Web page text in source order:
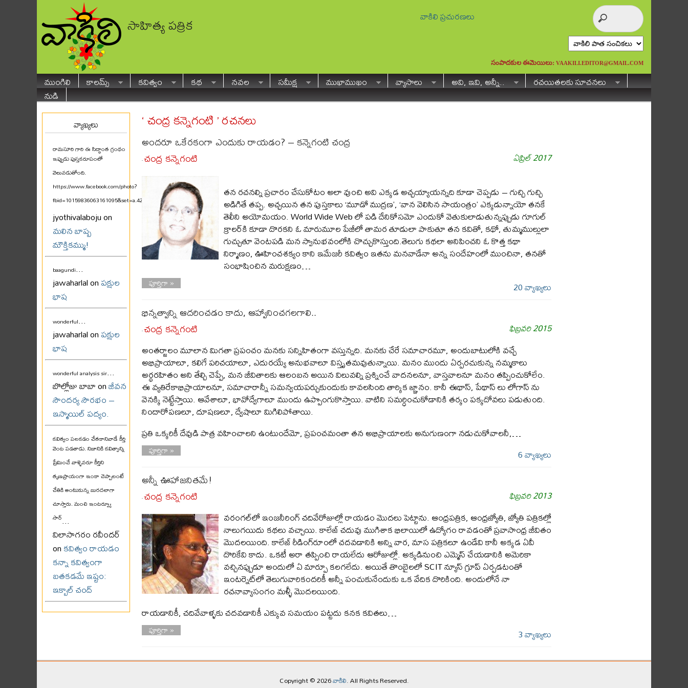
సాహిత్య పత్రిక వాకిలి ప్రచురణలు
సంపాదకుల ఈమెయిలు: VAAKILI.EDITOR@GMAIL.COM
ముంగిలి కాలమ్స్ కవిత్వం కథ నవల సమీక్ష ముఖాముఖం వ్యాసాలు అవి, ఇవి, అన్నీ..
రచయితలకు సూచనలు
నుడి
వ్యాఖ్యలు
రామసూరి గారి ఈ సిద్ధాంత గ్రంథం
ఇప్పుడు పుస్తకరూపంలో
వెలువడుతోంది.
https://www.facebook.com/photo?
fbid=10159836063161095&set=a.425580711094...
jyothivalaboju on
మలిన బాష్ప
మౌక్తికమ్ము!
baagundi...
jawaharlal onపక్షుల
భాష
wonderful...
jawaharlal onపక్షుల
భాష
wonderful analysis sir...
బొల్లోజు బాబా onజీవన
సౌందర్య సౌరభం –
ఇస్మాయిల్ పద్యం.
కవిత్వం పలకడం చేతకానివాడే కీర్తి
వెంట పడతాడు. నిజానికి కవిత్వాన్ని
ప్రేమించే వాళ్ళెవరూ కీర్తిని
తృణప్రాయంగా ఇంకా చెప్పాలంటే
చేతికి అంటుకున్న బురదలాగా
చూస్తారు. మంచి ఇంటర్వ్యూ
సార్...
విలాసాగరం రవీందర్
onకవిత్వం రాయడం
కన్నా కవిత్వంగా
బతకడమే ఇష్టం:
ఇక్బాల్ చంద్
‘ చంద్ర కన్నెగంటి ’ రచనలు
అందరూ ఒకేరకంగా ఎందుకు రాయడం? – కన్నెగంటి చంద్ర
-చంద్ర కన్నెగంటి ఏప్రిల్ 2017
తన రచనల్ని ప్రచారం చేసుకోటం అలా వుంచి అవి ఎక్కడ అచ్చయ్యాయన్నది కూడా చెప్పడు – గుచ్చి గుచ్చి
అడిగితే తప్ప. అచ్చయిన తన పుస్తకాలు ‘మూడో ముద్రణ’, ‘వాన వెలిసిన సాయంత్రం’ ఎక్కడున్నాయో తనకే
తెలీని అయోమయం. World Wide Web లో పడి దేనికోసమో ఎందుకో వెతుకులాడుతున్నప్పుడు గూగుల్
క్రాలర్‌కి కూడా దొరకని ఓ మారుమూల పేజీలో తామర తూడులా పాకుతూ తన కవితో, కథో, తుమ్మముల్లులా
గుచ్చుతూ వెంటపడి మన స్వానుభవంలోకి చొచ్చుకొస్తుంది.తెలుగు కథలా అనిపించని ఓ కొత్త కథా
నిర్మాణం, ఊహించశక్యం కాని ఇమేజరీ కవిత్వం ఇతను మనవాడేనా అన్న సందేహంలో ముంచినా, తనతో
సంభాషించిన మరుక్షణం…
పూర్తిగా » 20 వ్యాఖ్యలు
భిన్నత్వాన్ని ఆదరించడం కాదు, ఆహ్వానించగలగాలి..
-చంద్ర కన్నెగంటి
ఫిబ్రవరి 2015
అంతర్జాలం మూలాన మిగతా ప్రపంచం మనకు సన్నిహితంగా వస్తున్నది. మనకు చేరే సమాచారమూ, అందుబాటులోకి వచ్చే
అభిప్రాయాలూ, కలిగే పరిచయాలూ, ఎదురయ్యే అనుభవాలూ విస్తృతమవుతున్నాయి. మనం ముందు ఏర్పరచుకున్న నమ్మకాలు
అర్థరహితం అని తేల్చి చెప్పే, మన జీవితాలకు ఆలంబన అయిన విలువల్ని ప్రశ్నించే వాదనలనూ, వాస్తవాలనూ మనం తప్పించుకోలేం.
ఈ వ్యతిరేకాభిప్రాయాలనూ, సమాచారాన్నీ సమన్వయపర్చుకుందుకు కావలసింది తార్కిక జ్ఞానం. కానీ ఈథాస్, పేథాస్ లు లోగాస్ ను
వెనక్కి నెట్టేస్తాయి. ఆవేశాలూ, భావోద్వేగాలూ ముందు ఉప్పొంగుకొస్తాయి. వాటిని సమర్ధించుకోడానికి తర్కం పక్కదోవలు పడుతుంది.
నిందారోపణలూ, దూషణలూ, ద్వేషాలూ మిగిలిపోతాయి.
ప్రతి ఒక్కరికీ దేవుడి పాత్ర వహించాలని ఉంటుందేమో, ప్రపంచమంతా తన అభిప్రాయాలకు అనుగుణంగా నడుచుకోవాలనీ,…
పూర్తిగా » 6 వ్యాఖ్యలు
అన్నీ ఊహాజనితమే!
-చంద్ర కన్నెగంటి
ఫిబ్రవరి 2013
వరంగల్‌లో ఇంజనీరింగ్ చదివేరోజుల్లో రాయడం మొదలు పెట్టాను. ఆంధ్రపత్రిక, ఆంధ్రజ్యోతి, జ్యోతి పత్రికల్లో
నాలుగయిదు కథలు వచ్చాయి. కాలేజ్ చదువు ముగిశాక భిలాయిలో ఉద్యోగం రావడంతో ప్రవాసాంధ్ర జీవితం
మొదలయింది. కాలేజ్ రీడింగ్‌రూంలో చదవడానికి అన్ని వార, మాస పత్రికలూ ఉండేవి కానీ అక్కడ ఏవీ
దొరికేవి కాదు. ఒకటీ అరా తప్పించి రాయలేదు ఆరోజుల్లో. అక్కడినుంచి ఎమ్మెస్ చేయడానికి అమెరికా
వచ్చినప్పుడూ అందులో ఏ మార్పూ కలగలేదు. అయితే తొంబైలలో SCIT న్యూస్ గ్రూప్ ఏర్పడటంతో
ఇంటర్నెట్‌లో తెలుగువారికందరికీ అన్నీ పంచుకునేందుకు ఒక వేదిక దొరికింది. అందులోనే నా
రచనావ్యాసంగం మళ్ళీ మొదలయింది.
రాయడానికీ, చదివేవాళ్ళకు చదవడానికీ ఎక్కువ సమయం పట్టదు కనక కవితలు…
పూర్తిగా » 3 వ్యాఖ్యలు
Copyright © 2026వాకిలి. All Rights Reserved.